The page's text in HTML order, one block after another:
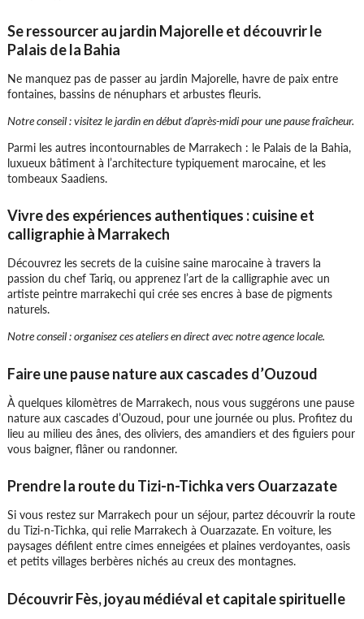
Lieu 6 : La vallée du Draa
De Ouarzazate jusqu’au désert du Sahara, cette
dattiers, plantations d'oliviers, arbres fruitiers,
cultures au milieu de montagnes désertiques et
La mosquée Hassan II est le monument
incontournable à voir à Casablanca, son
minaret d’une hauteur de 210 mètres et son
toit ouvrant. Ville moins fréquentée mais
intéressante pour son architecture arabe et
Lieu 8 : Fès, ville impériale
authentiques. La vieille est ville classée au
patrimoine mondial de l’UNESCO, une visite
guidée du souk, des musées et medersas est
un plus
Se ressourcer au jardin Majorelle et découvrir le
Palais de la Bahia
Ne manquez pas de passer au jardin Majorelle, havre de paix entre
fontaines, bassins de nénuphars et arbustes fleuris.
Notre conseil : visitez le jardin en début d’après-midi pour une pause fraîcheur.
Parmi les autres incontournables de Marrakech : le Palais de la Bahia,
luxueux bâtiment à l’architecture typiquement marocaine, et les
tombeaux Saadiens.
Vivre des expériences authentiques : cuisine et
calligraphie à Marrakech
Découvrez les secrets de la cuisine saine marocaine à travers la
passion du chef Tariq, ou apprenez l’art de la calligraphie avec un
artiste peintre marrakechi qui crée ses encres à base de pigments
naturels.
Notre conseil : organisez ces ateliers en direct avec notre agence locale.
Faire une pause nature aux cascades d’Ouzoud
À quelques kilomètres de Marrakech, nous vous suggérons une pause
nature aux cascades d’Ouzoud, pour une journée ou plus. Profitez du
lieu au milieu des ânes, des oliviers, des amandiers et des figuiers pour
vous baigner, flâner ou randonner.
Prendre la route du Tizi-n-Tichka vers Ouarzazate
Si vous restez sur Marrakech pour un séjour, partez découvrir la route
du Tizi-n-Tichka, qui relie Marrakech à Ouarzazate. En voiture, les
paysages défilent entre cimes enneigées et plaines verdoyantes, oasis
et petits villages berbères nichés au creux des montagnes.
Découvrir Fès, joyau médiéval et capitale spirituelle